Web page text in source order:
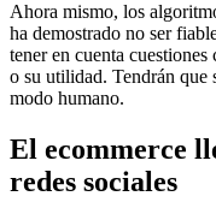
Ahora mismo, los
ha demostrado no ser
tener en cuenta
o su utilidad. Tendrán que
modo humano.
El ecommerce
redes sociales